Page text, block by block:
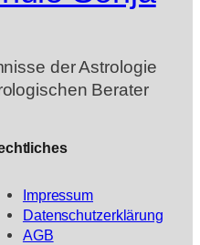
der Astrologie
Berater
Impressum
Datenschutzerklärung
AGB